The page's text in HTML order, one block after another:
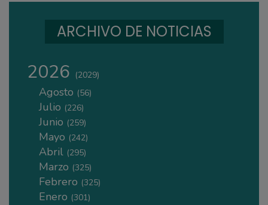
ARCHIVO DE NOTICIAS
2026 (2029)
Agosto (56)
Julio (226)
Junio (259)
Mayo (242)
Abril (295)
Marzo (325)
Febrero (325)
Enero (301)